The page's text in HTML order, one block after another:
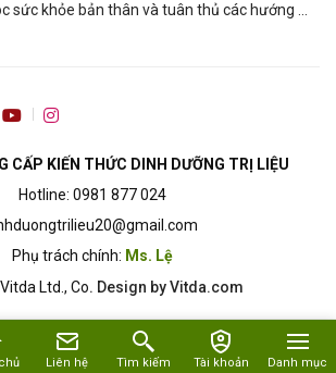
sức khỏe bản thân và tuân thủ các hướng ...
CẤP KIẾN THỨC DINH DƯỠNG TRỊ LIỆU
Hotline: 0981 877 024
Phụ trách chính: Ms. Lệ
Vitda Ltd., Co. Design by Vitda.com
Liên hệ Tìm kiếm Tài khoản Danh mục